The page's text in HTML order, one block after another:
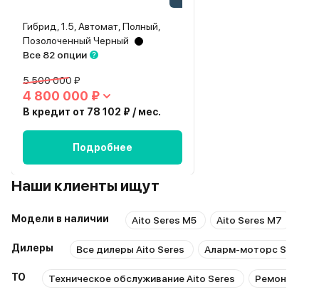
Гибрид, 1.5, Автомат, Полный,
Позолоченный Черный
Все 82 опции
5 500 000 ₽
4 800 000 ₽
В кредит от 78 102 ₽ / мес.
Подробнее
Наши клиенты ищут
Модели в наличии Aito Seres M5 Aito Seres M7
Дилеры Все дилеры Aito Seres Аларм-моторс SERES
ТО Техническое обслуживание Aito Seres Ремонт Aito